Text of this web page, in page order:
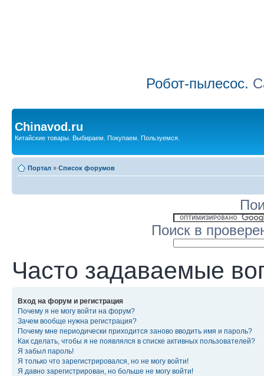
Робот-пылесос.
Chinavod.ru
Китайские товары. Выбираем. Покупаем. Пользуемся.
Портал » Список форумов
Поиск в
Часто задаваемые
Вход на форум и регистрация
Почему я не могу войти на форум?
Зачем вообще нужна регистрация?
Почему мне периодически приходится заново вводить имя и пароль?
Как сделать, чтобы я не появлялся в списке активных пользователей?
Я забыл пароль!
Я только что зарегистрировался, но не могу войти!
Я давно зарегистрирован, но больше не могу войти!